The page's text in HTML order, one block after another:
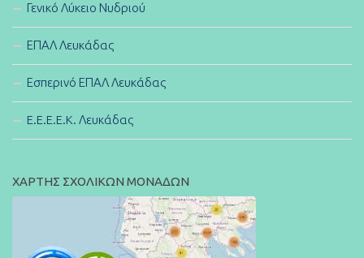
Γενικό Λύκειο Νυδριού
ΕΠΑΛ Λευκάδας
Εσπερινό ΕΠΑΛ Λευκάδας
E.E.E.E.K. Λευκάδας
ΧΑΡΤΗΣ ΣΧΟΛΙΚΩΝ ΜΟΝΑΔΩΝ